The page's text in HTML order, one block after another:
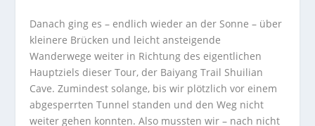
Danach ging es – endlich wieder an der Sonne – über
kleinere Brücken und leicht ansteigende
Wanderwege weiter in Richtung des eigentlichen
Hauptziels dieser Tour, der Baiyang Trail Shuilian
Cave. Zumindest solange, bis wir plötzlich vor einem
abgesperrten Tunnel standen und den Weg nicht
weiter gehen konnten. Also mussten wir – nach nicht